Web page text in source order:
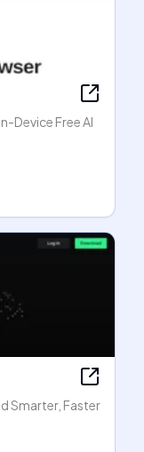
Device Free AI
Smarter, Faster